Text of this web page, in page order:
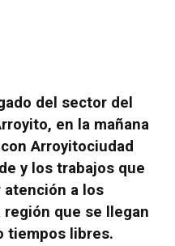
del sector del
en la mañana
Arroyitociudad
y los trabajos que
atención a los
que se llegan
tiempos libres.